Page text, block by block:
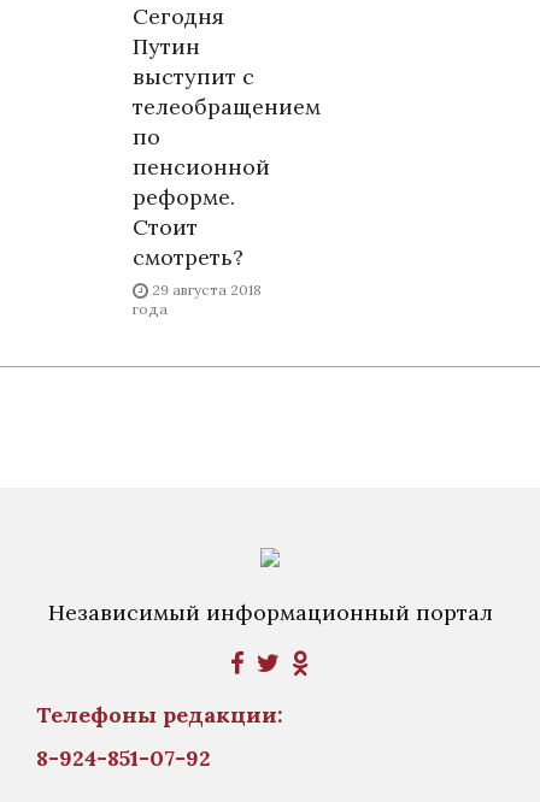
Сегодня
Путин
выступит с
телеобращением
по
пенсионной
реформе.
Стоит
смотреть?
29 августа 2018
года
Независимый информационный портал
Телефоны редакции:
8-924-851-07-92